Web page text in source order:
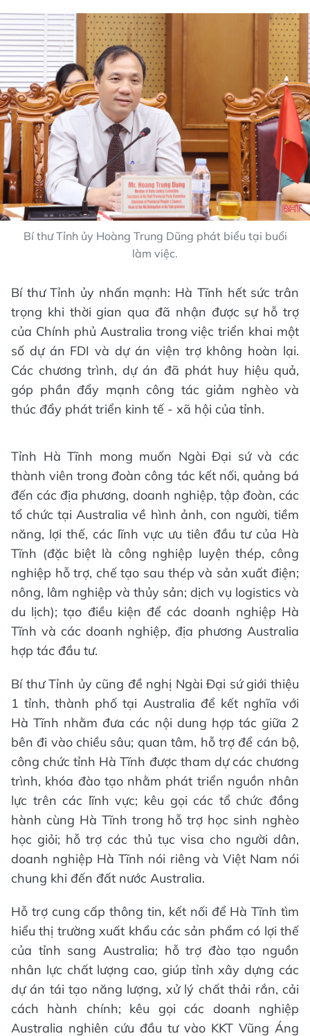
Bí thư Tỉnh ủy Hoàng Trung Dũng phát biểu tại buổi
làm việc.
Bí thư Tỉnh ủy nhấn mạnh: Hà Tĩnh hết sức trân
trọng khi thời gian qua đã nhận được sự hỗ trợ
của Chính phủ Australia trong việc triển khai một
số dự án FDI và dự án viện trợ không hoàn lại.
Các chương trình, dự án đã phát huy hiệu quả,
góp phần đẩy mạnh công tác giảm nghèo và
thúc đẩy phát triển kinh tế - xã hội của tỉnh.
Tỉnh Hà Tĩnh mong muốn Ngài Đại sứ và các
thành viên trong đoàn công tác kết nối, quảng bá
đến các địa phương, doanh nghiệp, tập đoàn, các
tổ chức tại Australia về hình ảnh, con người, tiềm
năng, lợi thế, các lĩnh vực ưu tiên đầu tư của Hà
Tĩnh (đặc biệt là công nghiệp luyện thép, công
nghiệp hỗ trợ, chế tạo sau thép và sản xuất điện;
nông, lâm nghiệp và thủy sản; dịch vụ logistics và
du lịch); tạo điều kiện để các doanh nghiệp Hà
Tĩnh và các doanh nghiệp, địa phương Australia
hợp tác đầu tư.
Bí thư Tỉnh ủy cũng đề nghị Ngài Đại sứ giới thiệu
1 tỉnh, thành phố tại Australia để kết nghĩa với
Hà Tĩnh nhằm đưa các nội dung hợp tác giữa 2
bên đi vào chiều sâu; quan tâm, hỗ trợ để cán bộ,
công chức tỉnh Hà Tĩnh được tham dự các chương
trình, khóa đào tạo nhằm phát triển nguồn nhân
lực trên các lĩnh vực; kêu gọi các tổ chức đồng
hành cùng Hà Tĩnh trong hỗ trợ học sinh nghèo
học giỏi; hỗ trợ các thủ tục visa cho người dân,
doanh nghiệp Hà Tĩnh nói riêng và Việt Nam nói
chung khi đến đất nước Australia.
Hỗ trợ cung cấp thông tin, kết nối để Hà Tĩnh tìm
hiểu thị trường xuất khẩu các sản phẩm có lợi thế
của tỉnh sang Australia; hỗ trợ đào tạo nguồn
nhân lực chất lượng cao, giúp tỉnh xây dựng các
dự án tái tạo năng lượng, xử lý chất thải rắn, cải
cách hành chính; kêu gọi các doanh nghiệp
Australia nghiên cứu đầu tư vào KKT Vũng Áng